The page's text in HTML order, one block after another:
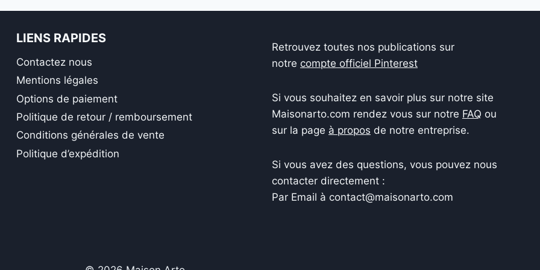
LIENS RAPIDES
Contactez nous
Mentions légales
Options de paiement
Politique de retour / remboursement
Conditions générales de vente
Politique d’expédition
Retrouvez toutes nos publications sur
notre compte officiel Pinterest
Si vous souhaitez en savoir plus sur notre site
Maisonarto.com rendez vous sur notre FAQ ou
sur la page à propos de notre entreprise.
Si vous avez des questions, vous pouvez nous
contacter directement :
Par Email à contact@maisonarto.com